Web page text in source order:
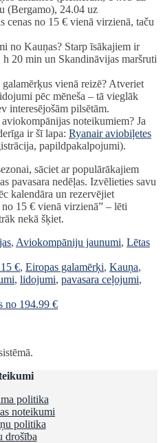
(Bergamo), 24.04 uz
cenas no 15 € vienā virzienā, taču
no Kauņas? Starp īsākajiem ir
20 min un Skandināvijas maršruti
vienā reizē? Atveriet
pēc mēneša – tā vieglāk
interesējošām pilsētām.
noteikumiem? Ja
ir šī lapa: Ryanair aviobiļetes
papildpakalpojumi).
sāciet ar populārākajiem
pavasara nedēļas. Izvēlieties savu
kalendāra un rezervējiet
15 € vienā virzienā” – lēti
nekā šķiet.
, Aviokompāniju jaunumi, Lētas
€, Eiropas galamērķi, Kauņa,
, lidojumi, pavasara ceļojumi,
no 194.99 €
politika
noteikumi
politika
drošība